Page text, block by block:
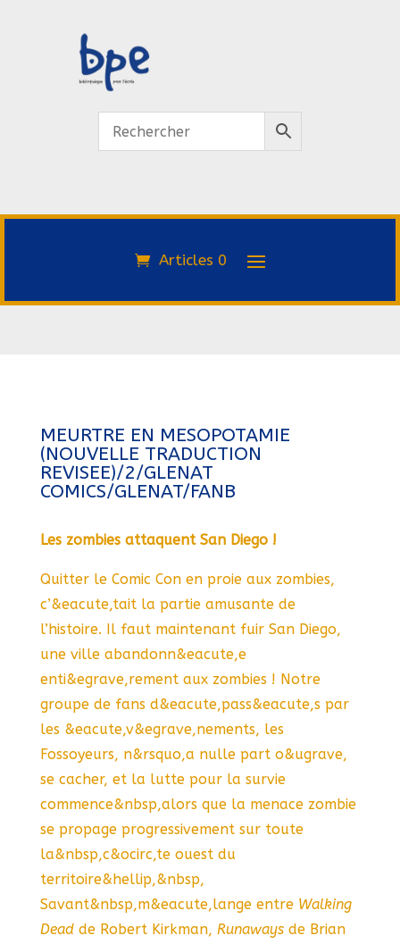
Articles 0
MEURTRE EN MESOPOTAMIE
(NOUVELLE TRADUCTION
REVISEE)/2/GLENAT
COMICS/GLENAT/FANB
Les zombies attaquent San Diego !
Quitter le Comic Con en proie aux zombies,
c’&eacute,tait la partie amusante de
l’histoire. Il faut maintenant fuir San Diego,
une ville abandonn&eacute,e
enti&egrave,rement aux zombies ! Notre
groupe de fans d&eacute,pass&eacute,s par
les &eacute,v&egrave,nements, les
Fossoyeurs, n&rsquo,a nulle part o&ugrave,
se cacher, et la lutte pour la survie
commence&nbsp,alors que la menace zombie
se propage progressivement sur toute
la&nbsp,c&ocirc,te ouest du
territoire&hellip,&nbsp,
Savant&nbsp,m&eacute,lange entre Walking
Deadde Robert Kirkman, Runawaysde Brian